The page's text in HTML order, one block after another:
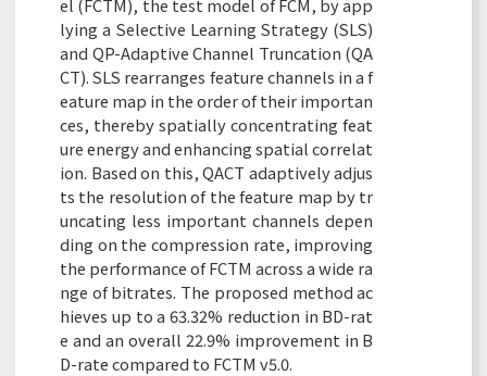
lying a Selective Learning Strategy (SLS)
and QP-Adaptive Channel Truncation (QA
CT). SLS rearranges feature channels in a f
eature map in the order of their importan
ces, thereby spatially concentrating feat
ure energy and enhancing spatial correlat
ion. Based on this, QACT adaptively adjus
ts the resolution of the feature map by tr
uncating less important channels depen
ding on the compression rate, improving
the performance of FCTM across a wide ra
nge of bitrates. The proposed method ac
hieves up to a 63.32% reduction in BD-rat
e and an overall 22.9% improvement in B
D-rate compared to FCTM v5.0.